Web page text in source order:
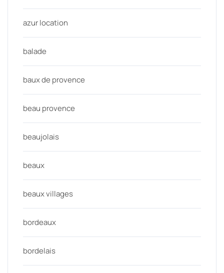
azur location
balade
baux de provence
beau provence
beaujolais
beaux
beaux villages
bordeaux
bordelais